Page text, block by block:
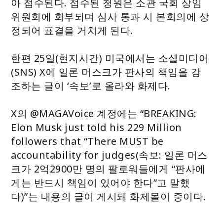
아 접수된다. 접수된 청원은 소관 국회 상임
위원회에 회부되며 심사 통과 시 본회의에 상
정되어 표결을 거치게 된다.
한편 25일(현지시간) 미국에서는 소셜미디어
(SNS) X에 일론 머스크가 판사의 책임을 강
조하는 글이 ‘속보’로 올라와 화제다.
X의 @MAGAVoice 계정에는 “BREAKING:
Elon Musk just told his 229 Million
followers that “There MUST be
accountability for judges(속보: 일론 머스
크가 2억2900만 명의 팔로워들에게 “판사에
게는 반드시 책임이 있어야 한다”고 말했
다)”는 내용의 글이 게시돼 화제몰이 중이다.